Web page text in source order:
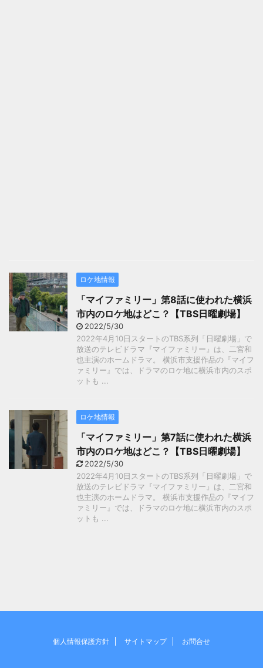
ロケ地情報
「マイファミリー」第8話に使われた横浜
市内のロケ地はどこ？【TBS日曜劇場】
2022/5/30
2022年4月10日スタートのTBS系列「日曜劇場」で
放送のテレビドラマ『マイファミリー』は、二宮和
也主演のホームドラマ。 横浜市支援作品の『マイフ
ァミリー』では、ドラマのロケ地に横浜市内のスポ
ットも ...
ロケ地情報
「マイファミリー」第7話に使われた横浜
市内のロケ地はどこ？【TBS日曜劇場】
2022/5/30
2022年4月10日スタートのTBS系列「日曜劇場」で
放送のテレビドラマ『マイファミリー』は、二宮和
也主演のホームドラマ。 横浜市支援作品の『マイフ
ァミリー』では、ドラマのロケ地に横浜市内のスポ
ットも ...
個人情報保護方針 サイトマップ お問合せ